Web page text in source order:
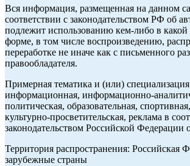
Вся информация, размещенная на данном
соответствии с законодательством РФ об
подлежит использованию кем-либо в
форме, в том числе воспроизведению,
переработке не иначе как с письменного
правообладателя.
Примерная тематика и (или)
информационная, информационно-
политическая, образовательная,
культурно-просветительская, реклама в
законодательством Российской Федерации
Территория распространения: Российская
зарубежные страны